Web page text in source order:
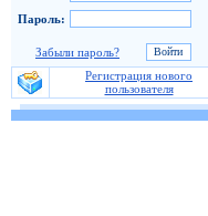
Пароль:
Забыли пароль?
Регистрация нового
пользователя